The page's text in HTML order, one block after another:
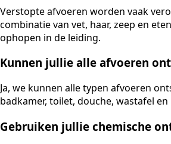
Verstopte afvoeren worden vaak
combinatie van vet, haar, zeep en
ophopen in de leiding.
Kunnen jullie alle afvoeren
Ja, we kunnen alle typen afvoeren
badkamer, toilet, douche, wastafel
Gebruiken jullie chemische